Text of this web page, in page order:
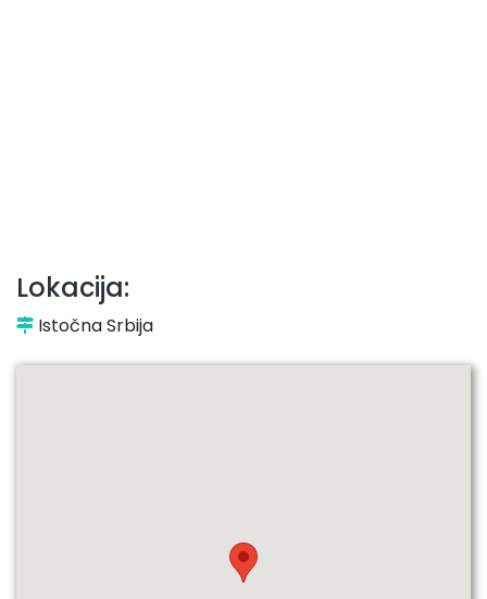
Lokacija:
Istočna Srbija